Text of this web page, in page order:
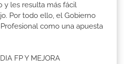
y les resulta más fácil
Por todo ello, el Gobierno
como una apuesta
FP Y MEJORA